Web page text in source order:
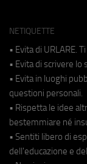
NETIQUETTE
• Evita di URLARE.
• Evita di scrivere
• Evita in luoghi
questioni personali.
• Rispetta le idee
bestemmiare né
• Sentiti libero di
dell'educazione e